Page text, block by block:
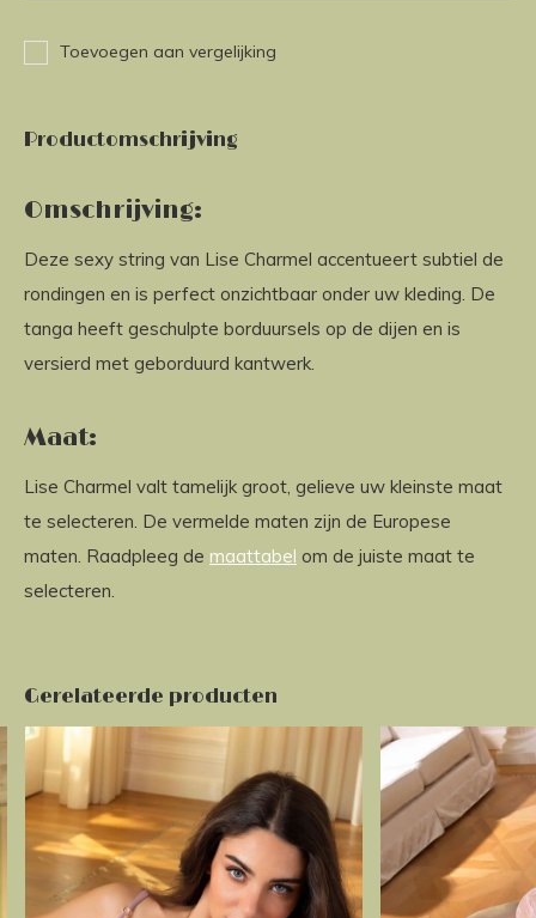
Toevoegen aan vergelijking
Productomschrijving
Omschrijving:
Deze sexy string van Lise Charmel accentueert subtiel de
rondingen en is perfect onzichtbaar onder uw kleding. De
tanga heeft geschulpte borduursels op de dijen en is
versierd met geborduurd kantwerk.
Maat:
Lise Charmel valt tamelijk groot, gelieve uw kleinste maat
te selecteren. De vermelde maten zijn de Europese
maten. Raadpleeg de maattabel om de juiste maat te
selecteren.
Gerelateerde producten